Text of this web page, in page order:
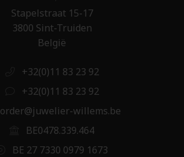
Stapelstraat 15-17
3800 Sint-Truiden
België
+32(0)11 83 23 92
+32(0)11 83 23 92
order@juwelier-willems.be
BE0478.339.464
BE 27 7330 0979 1673